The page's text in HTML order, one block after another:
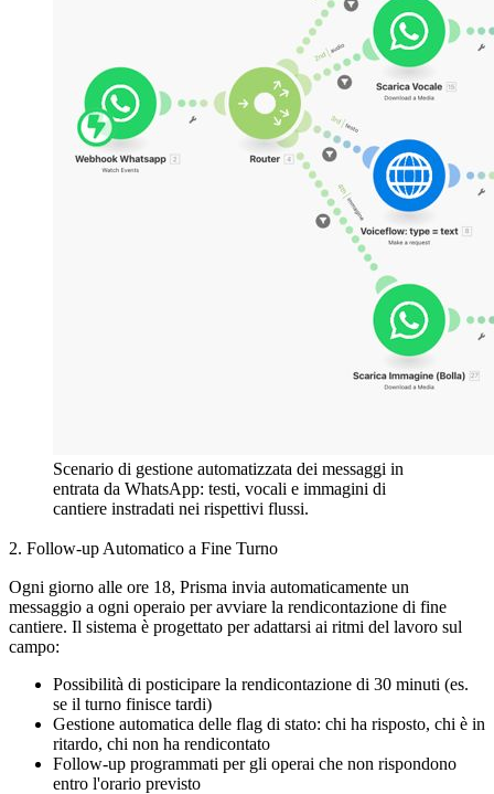
Scenario di gestione automatizzata dei messaggi in
entrata da WhatsApp: testi, vocali e immagini di
cantiere instradati nei rispettivi flussi.
2. Follow-up Automatico a Fine Turno
Ogni giorno alle ore 18, Prisma invia automaticamente un
messaggio a ogni operaio per avviare la rendicontazione di fine
cantiere. Il sistema è progettato per adattarsi ai ritmi del lavoro sul
campo:
Possibilità di posticipare la rendicontazione di 30 minuti (es.
se il turno finisce tardi)
Gestione automatica delle flag di stato: chi ha risposto, chi è in
ritardo, chi non ha rendicontato
Follow-up programmati per gli operai che non rispondono
entro l'orario previsto